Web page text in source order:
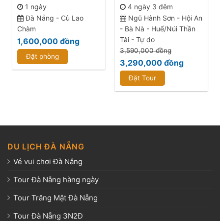
1 ngày
Đà Nẵng - Cù Lao
Chàm
1,600,000đồng
Đặt phòng
4 ngày 3 đêm
Ngũ Hành Sơn - Hội An
- Bà Nà - Huế/Núi Thần
Tài - Tự do
3,590,000đồng
3,290,000đồng
Đặt Tour
DU LỊCH ĐÀ NẴNG
Vé vui chơi Đà Nẵng
Tour Đà Nẵng hàng ngày
Tour Trăng Mật Đà Nẵng
Tour Đà Nẵng 3N2Đ